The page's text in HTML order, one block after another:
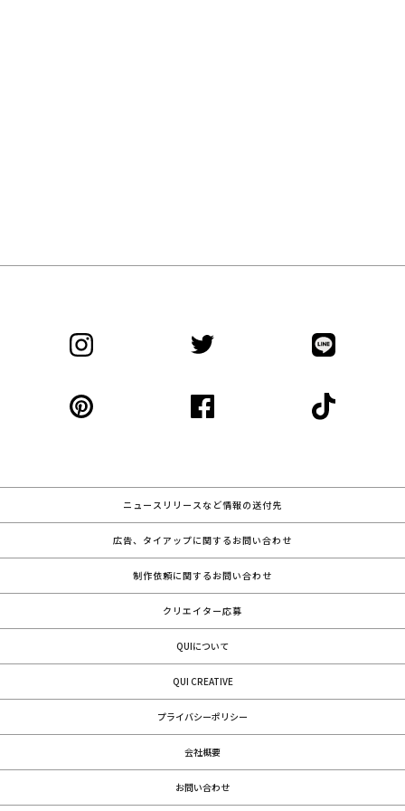
ニュースリリースなど情報の送付先
広告、タイアップに関するお問い合わせ
制作依頼に関するお問い合わせ
クリエイター応募
QUIについて
QUI CREATIVE
プライバシーポリシー
会社概要
お問い合わせ